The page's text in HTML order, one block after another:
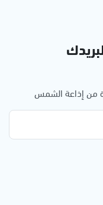
من إذاعة الشمس